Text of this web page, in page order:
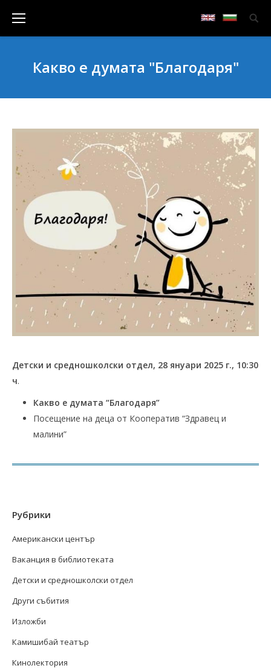
Какво е думата "Благодаря"
Детски и средношколски отдел, 28 януари 2025 г., 10:30
ч.
Какво е думата “Благодаря”
Посещение на деца от Кооператив “Здравец и
малини”
Рубрики
Американски център
Ваканция в библиотеката
Детски и средношколски отдел
Други събития
Изложби
Камишибай театър
Кинолектория